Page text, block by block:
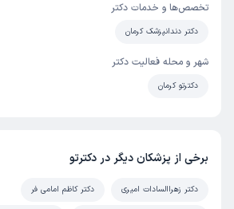
تخصص‌ها و خدمات دکتر
دکتر دندانپزشک کرمان
شهر و محله فعالیت دکتر
دکترتو کرمان
برخی از پزشکان دیگر در دکترتو
دکتر زهراالسادات امیری دکتر کاظم امامی فر